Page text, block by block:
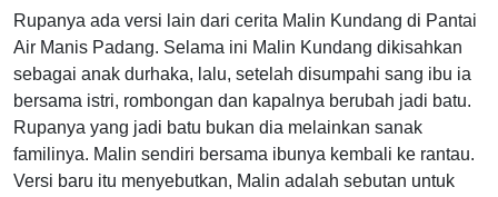
Rupanya ada versi lain dari cerita Malin Kundang di Pantai
Air Manis Padang. Selama ini Malin Kundang dikisahkan
sebagai anak durhaka, lalu, setelah disumpahi sang ibu ia
bersama istri, rombongan dan kapalnya berubah jadi batu.
Rupanya yang jadi batu bukan dia melainkan sanak
familinya. Malin sendiri bersama ibunya kembali ke rantau.
Versi baru itu menyebutkan, Malin adalah sebutan untuk